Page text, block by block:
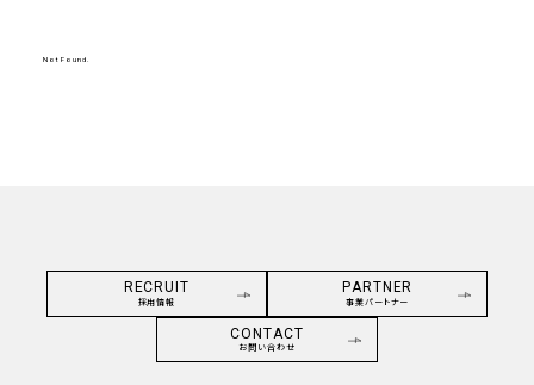
Not Found.
RECRUIT
採用情報
PARTNER
事業パートナー
CONTACT
お問い合わせ